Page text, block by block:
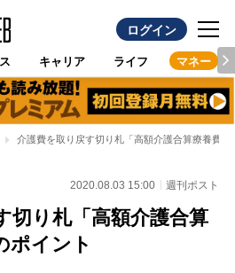
ログイン
キャリア ライフ マネー
介護費を取り戻す切り札「高額介護合算療養費」
2020.08.03 15:00 週刊ポスト
切り札「高額介護合算
ポイント